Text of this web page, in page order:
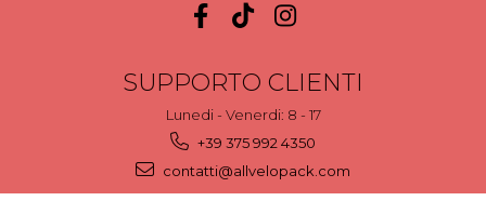
SUPPORTO CLIENTI
Lunedi - Venerdi: 8 - 17
+39 375 992 4350
contatti@allvelopack.com